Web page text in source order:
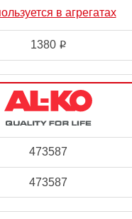
в агрегатах
1380 i
473587
473587